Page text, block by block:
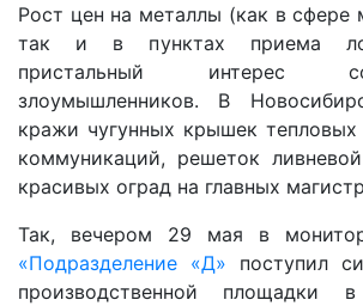
Рост цен на металлы (как в сфере
так и в пунктах приема
пристальный интерес
злоумышленников. В
кражи чугунных крышек
коммуникаций, решеток
красивых оград на главных
Так, вечером 29 мая в
«Подразделение «Д» поступил
производственной площадки